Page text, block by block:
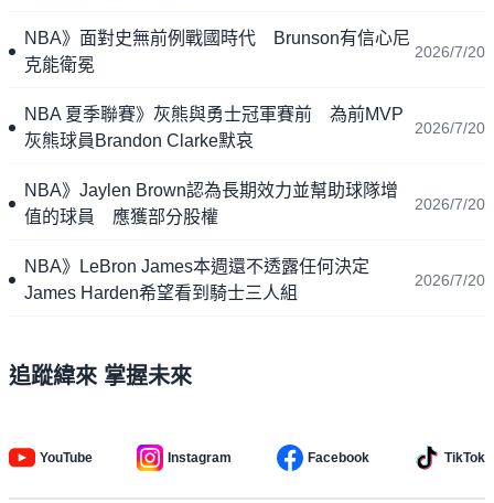
NBA》面對史無前例戰國時代 Brunson有信心尼
克能衛冕
2026/7/20
NBA 夏季聯賽》灰熊與勇士冠軍賽前 為前MVP
灰熊球員Brandon Clarke默哀
2026/7/20
NBA》Jaylen Brown認為長期效力並幫助球隊增
值的球員 應獲部分股權
2026/7/20
NBA》LeBron James本週還不透露任何決定
James Harden希望看到騎士三人組
2026/7/20
追蹤緯來 掌握未來
YouTube Instagram Facebook TikTok